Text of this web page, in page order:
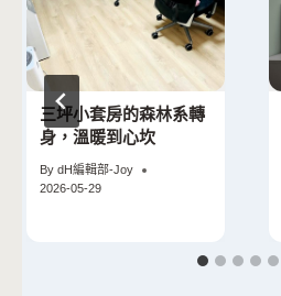
三坪小套房的森林系轉
身，溫暖到心坎
By dH編輯部-Joy
2026-05-29